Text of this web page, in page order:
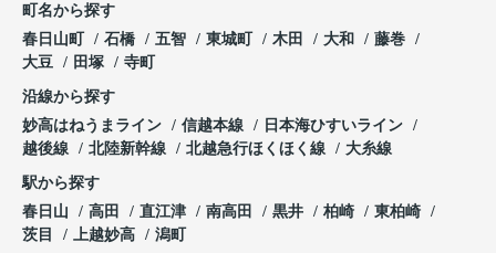
町名から探す
春日山町
石橋 五智 東城町 木田 大和
藤巻
大豆
田塚 寺町
沿線から探す
妙高はねうまライン
信越本線
日本海ひすいライン
越後線
北陸新幹線 北越急行ほくほく線 大糸線
駅から探す
春日山
高田 直江津 南高田 黒井 柏崎
東柏崎
茨目
上越妙高 潟町